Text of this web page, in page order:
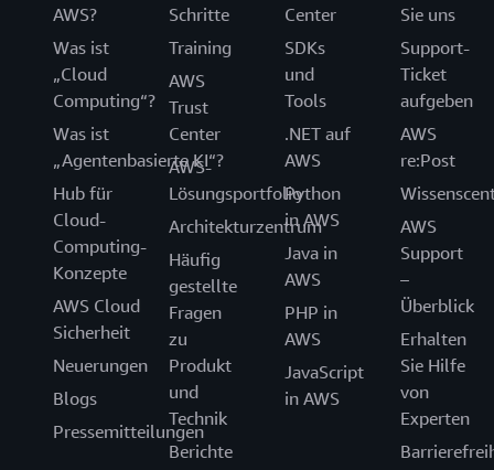
AWS?
Was ist
„Cloud
Computing“?
Was ist
„Agentenbasierte KI“?
Hub für
Cloud-
Computing-
Konzepte
AWS Cloud
Sicherheit
Neuerungen
Blogs
Pressemitteilungen
Schritte
Training
AWS
Trust
Center
AWS-
Lösungsportfolio
Architekturzentrum
Häufig
gestellte
Fragen
zu
Produkt
und
Technik
Berichte
Center
SDKs
und
Tools
.NET auf
AWS
Python
in AWS
Java in
AWS
PHP in
AWS
JavaScript
in AWS
Sie uns
Support-
Ticket
aufgeben
AWS
re:Post
AWS
Support
–
Überblick
Erhalten
Sie Hilfe
von
Experten